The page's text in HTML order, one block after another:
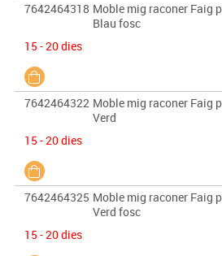
7642464318 Moble mig raconer Faig
Blau fosc
15 - 20 dies
7642464322 Moble mig raconer Faig
Verd
15 - 20 dies
7642464325 Moble mig raconer Faig
Verd fosc
15 - 20 dies